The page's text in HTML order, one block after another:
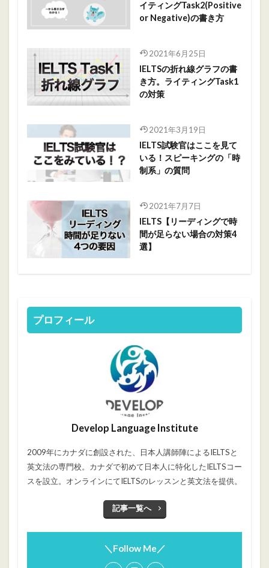
イティングTask2(Positive
or Negative)の書き方
2021年6月25日
IELTSの折れ線グラフの書
き方。ライティングTask1
の対策
2021年3月19日
IELTS試験官はここを見て
いる！スピーキングの「時
制系」の質問
2021年7月7日
IELTS【リーディングで時
間が足らない場合の対策4
選】
プロフィール
Develop Language Institute
2009年にカナダに創設された、日本人講師陣によるIELTSと
英文法の専門校。カナダで初めて日本人に特化したIELTSコー
スを設立。オンラインにてIELTSのレッスンと英文法を提供。
記事一覧へ
＼Follow Me／